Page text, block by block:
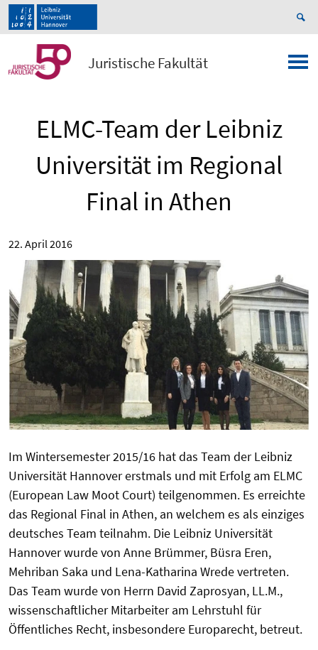
Juristische Fakultät
ELMC-Team der Leibniz
Universität im Regional
Final in Athen
22. April 2016
Im Wintersemester 2015/16 hat das Team der Leibniz
Universität Hannover erstmals und mit Erfolg am ELMC
(European Law Moot Court) teilgenommen. Es erreichte
das Regional Final in Athen, an welchem es als einziges
deutsches Team teilnahm. Die Leibniz Universität
Hannover wurde von Anne Brümmer, Büsra Eren,
Mehriban Saka und Lena-Katharina Wrede vertreten.
Das Team wurde von Herrn David Zaprosyan, LL.M.,
wissenschaftlicher Mitarbeiter am Lehrstuhl für
Öffentliches Recht, insbesondere Europarecht, betreut.